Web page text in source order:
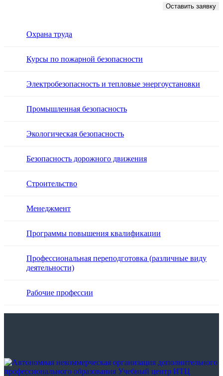
Оставить заявку
Охрана труда
Курсы по пожарной безопасности
Электробезопасность и тепловые энергоустановки
Промышленная безопасность
Экологическая безопасность
Безопасность дорожного движения
Строительство
Менеджмент
Программы повышения квалификации
Профессиональная переподготовка (различные виду
деятельности)
Рабочие профессии